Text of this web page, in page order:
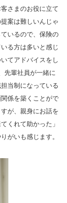
さまのお役に立て
案は難しいんじゃ
いるので、保険の
る方は多いと感じ
てアドバイスをし
先輩社員が一緒に
当制になっている
係を築くことがで
が、親身にお話を
くれて助かった」
がいも感じます。